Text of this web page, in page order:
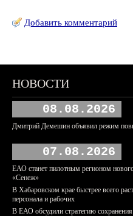
Добавить комментарий
НОВОСТИ
08.08.2026
Дмитрий Демешин объявил режим
07.08.2026
ЕАО станет пилотным регионом
«Сенеж»
В Хабаровском крае быстрее всего
персонала и рабочих
В ЕАО обсудили стратегию